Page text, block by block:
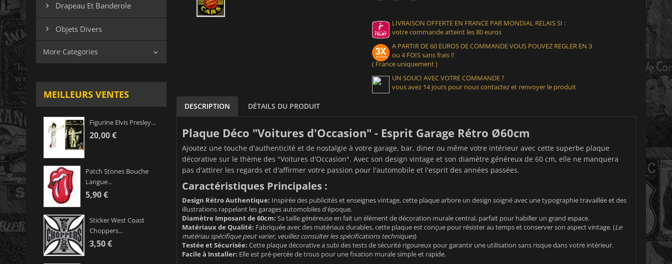
 Drapeau Et Banderole
 Objets Divers
More Categories 
MEILLEURS VENTES
Figurine Elvis Presley...
20,00 €
Patch Stones Bouche
Langue...
5,90 €
Sticker West Coast
Choppers...
3,50 €
LIVRAISON OFFERTE EN FRANCE PAR MONDIAL RELAIS SI :
votre commande atteint les 80 euros
A PARTIR DE 60 EUROS DE COMMANDE VOUS POUVEZ REGLER EN 3
ou 4 FOIS sans frais !!
( France uniquement )
UN SOUCI AVEC VOTRE COMMANDE ?
vous avez 14 jours pour nous contactez et renvoyer le produit
DESCRIPTION DÉTAILS DU PRODUIT
Plaque Déco "Voitures d'Occasion" - Esprit Garage Rétro Ø60cm
Ajoutez une touche d'authenticité et de nostalgie à votre garage, bar, diner ou même votre intérieur avec cette superbe plaque
décorative sur le thème des "Voitures d'Occasion". Avec son design vintage et son diamètre généreux de 60 cm, elle ne manquera
pas d'attirer les regards et d'affirmer votre passion pour l'automobile et l'esprit des années passées.
Caractéristiques Principales :
Design Rétro Authentique: Inspirée des publicités et enseignes vintage, cette plaque arbore un design soigné avec une typographie travaillée et des
illustrations rappelant les garages automobiles d'époque.
Diamètre Imposant de 60cm: Sa taille généreuse en fait un élément de décoration murale central, parfait pour habiller un grand espace.
Matériaux de Qualité: Fabriquée avec des matériaux durables, cette plaque est conçue pour résister au temps et conserver son aspect vintage. (Le
matériau spécifique peut varier, veuillez consulter les spécifications techniques)
Testée et Sécurisée: Cette plaque décorative a subi des tests de sécurité rigoureux pour garantir une utilisation sans risque dans votre intérieur.
Facile à Installer: Elle est pré-percée de trous pour une fixation murale simple et rapide.